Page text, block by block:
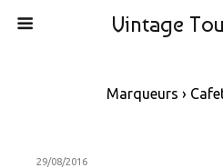
Vintage
Marqueurs ›
29/08/2016